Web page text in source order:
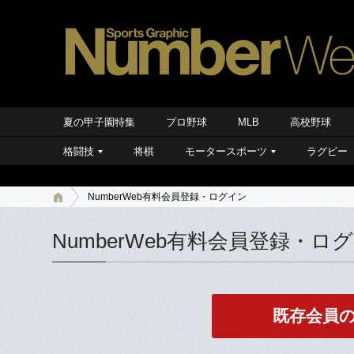
夏の甲子園特集 プロ野球 MLB 高校野球
格闘技 将棋 モータースポーツ ラグビー
NumberWeb有料会員登録・ログイン
NumberWeb有料会員登録・ロ
既存会員